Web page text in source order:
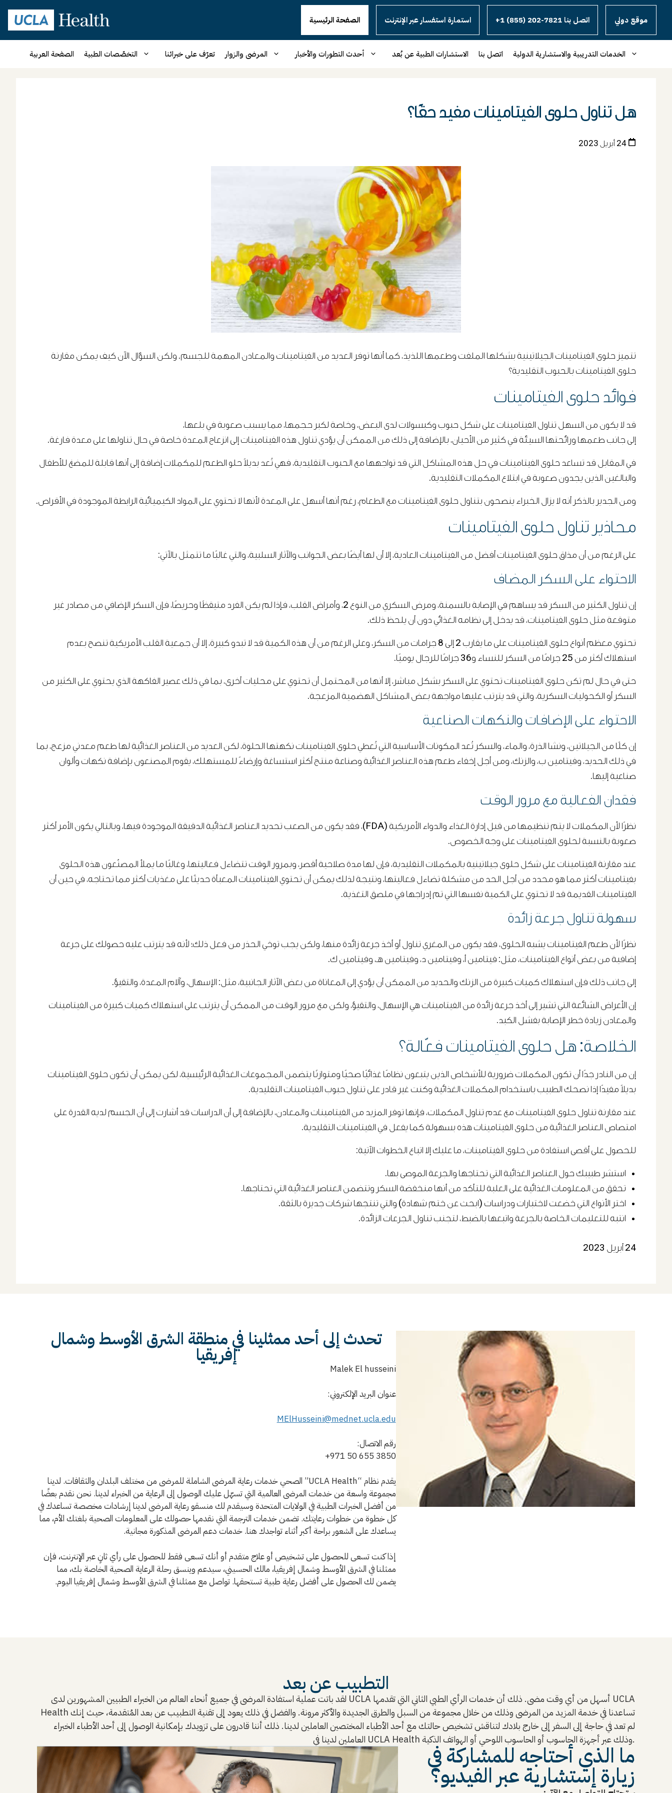
الصفحة الرئيسية استمارة استفسار عبر الإنترنت +1 (855) 202-7821 اتصل بنا موقع دولي
الصفحة العربية التخصّصات الطبية تعرّف على خبرائنا المرضى والزوار أحدث التطورات والأخبار الاستشارات الطبية عن بُعد اتصل بنا الخدمات التدريبية والاستشارية الدولية
هل تناول حلوى الفيتامينات مفيد حقًا؟
24 أبريل 2023
تتميز حلوى الفيتامينات الجيلاتينية بشكلها الملفت وطعمها اللذيذ، كما أنها توفر العديد من الفيتامينات والمعادن المهمة للجسم. ولكن السؤال الآن كيف يمكن مقارنة
حلوى الفيتامينات بالحبوب التقليدية؟
فوائد حلوى الفيتامينات
قد لا يكون من السهل تناول الفيتامينات على شكل حبوب وكبسولات لدى البعض، وخاصة لكبر حجمها، مما يسبب صعوبة في بلعها،
إلى جانب طعمها ورائحتها السيئة في كثير من الأحيان، بالإضافة إلى ذلك من الممكن أن يؤدي تناول هذه الفيتامينات إلى انزعاج المعدة خاصة في حال تناولها على معدة فارغة.
في المقابل قد تساعد حلوى الفيتامينات في حل هذه المشاكل التي قد تواجهها مع الحبوب التقليدية، فهي تُعد بديلاً حلو الطعم للمكملات إضافة إلى أنها قابلة للمضغ للأطفال
والبالغين الذين يجدون صعوبة في ابتلاع المكملات التقليدية.
ومن الجدير بالذكر أنه لا يزال الخبراء ينصحون بتناول حلوى الفيتامينات مع الطعام، رغم أنها أسهل على المعدة لأنها لا تحتوي على المواد الكيميائية الرابطة الموجودة في الأقراص.
محاذير تناول حلوى الفيتامينات
على الرغم من أن مذاق حلوى الفيتامينات أفضل من الفيتامينات العادية، إلا أن لها أيضًا بعض الجوانب والآثار السلبية، والتي غالبًا ما تتمثل بالآتي:
الاحتواء على السكر المضاف
إن تناول الكثير من السكر قد يساهم في الإصابة بالسمنة، ومرض السكري من النوع 2، وأمراض القلب، فإذا لم يكن الفرد متيقظًا وحريصًا، فإن السكر الإضافي من مصادر غير
متوقعة مثل حلوى الفيتامينات، قد يدخل إلى نظامه الغذائي دون أن يلحظ ذلك.
تحتوي معظم أنواع حلوى الفيتامينات على ما يقارب 2 إلى 8 جرامات من السكر، وعلى الرغم من أن هذه الكمية قد لا تبدو كبيرة، إلا أن جمعية القلب الأمريكية تنصح بعدم
استهلاك أكثر من 25 جرامًا من السكر للنساء و36 جرامًا للرجال يوميًا.
حتى في حال لم تكن حلوى الفيتامينات تحتوي على السكر بشكل مباشر، إلا أنها من المحتمل أن تحتوي على محليات أخرى، بما في ذلك عصير الفاكهة الذي يحتوي على الكثير من
السكر أو الكحوليات السكرية، والتي قد يترتب عليها مواجهة بعض المشاكل الهضمية المزعجة.
الاحتواء على الإضافات والنكهات الصناعية
إن كلًا من الجيلاتين، ونشا الذرة، والماء، والسكر تُعد المكونات الأساسية التي تُعطي حلوى الفيتامينات نكهتها الحلوة، لكن العديد من العناصر الغذائية لها طعم معدني مزعج، بما
في ذلك الحديد، وفيتامين ب، والزنك، ومن أجل إخفاء طعم هذه العناصر الغذائية وصناعة منتج أكثر استساغة وإرضاءً للمستهلك، يقوم المصنعون بإضافة نكهات وألوان
صناعية إليها.
فقدان الفعالية مع مرور الوقت
نظرًا لأن المكملات لا يتم تنظيمها من قبل إدارة الغذاء والدواء الأمريكية (FDA)، فقد يكون من الصعب تحديد العناصر الغذائية الدقيقة الموجودة فيها، وبالتالي يكون الأمر أكثر
صعوبة بالنسبة لحلوى الفيتامينات على وجه الخصوص.
عند مقارنة الفيتامينات على شكل حلوى جيلاتينية بالمكملات التقليدية، فإن لها مدة صلاحية أقصر، وبمرور الوقت تتضاءل فعاليتها، وغالبًا ما يملأ المصنّعون هذه الحلوى
بفيتامينات أكثر مما هو محدد من أجل الحد من مشكلة تضاءل فعاليتها، ونتيجة لذلك يمكن أن تحتوي الفيتامينات المعبأة حديثًا على مغذيات أكثر مما تحتاجه، في حين أن
الفيتامينات القديمة قد لا تحتوي على الكمية نفسها التي تم إدراجها في ملصق التغذية.
سهولة تناول جرعة زائدة
نظرًا لأن طعم الفيتامينات يشبه الحلوى، فقد يكون من المغري تناول أو أخذ جرعة زائدة منها، ولكن يجب توخي الحذر من فعل ذلك؛ لأنه قد يترتب عليه حصولك على جرعة
إضافية من بعض أنواع الفيتامينات، مثل: فيتامين أ، وفيتامين د، وفيتامين هـ، وفيتامين ك.
إلى جانب ذلك فإن استهلاك كميات كبيرة من الزنك والحديد من الممكن أن يؤدي إلى المعاناة من بعض الآثار الجانبية، مثل: الإسهال، وآلام المعدة، والتقيؤ.
إن الأعراض الشائعة التي تشير إلى أخذ جرعة زائدة من الفيتامينات هي الإسهال، والتقيؤ، ولكن مع مرور الوقت من الممكن أن يترتب على استهلاك كميات كبيرة من الفيتامينات
والمعادن زيادة خطر الإصابة بفشل الكبد.
الخلاصة: هل حلوى الفيتامينات فعّالة؟
إن من النادر جدًا أن تكون المكملات ضرورية للأشخاص الذين يتبعون نظامًا غذائيًا صحيًا ومتوازنًا يتضمن المجموعات الغذائية الرئيسية، لكن يمكن أن تكون حلوى الفيتامينات
بديلاً مفيدًا إذا نصحك الطبيب باستخدام المكملات الغذائية وكنت غير قادر على تناول حبوب الفيتامينات التقليدية.
عند مقارنة تناول حلوى الفيتامينات مع عدم تناول المكملات، فإنها توفر المزيد من الفيتامينات والمعادن، بالإضافة إلى أن الدراسات قد أشارت إلى أن الجسم لديه القدرة على
امتصاص العناصر الغذائية من حلوى الفيتامينات هذه بسهولة كما يفعل في الفيتامينات التقليدية.
للحصول على أقصى استفادة من حلوى الفيتامينات، ما عليك إلا اتباع الخطوات الآتية:
استشر طبيبك حول العناصر الغذائية التي تحتاجها والجرعة الموصى بها.
تحقق من المعلومات الغذائية على العلبة للتأكد من أنها منخفضة السكر وتتضمن العناصر الغذائية التي تحتاجها.
اختر الأنواع التي خضعت لاختبارات ودراسات (ابحث عن ختم شهادة) والتي تنتجها شركات جديرة بالثقة.
انتبه للتعليمات الخاصة بالجرعة واتبعها بالضبط، لتجنب تناول الجرعات الزائدة.
24 أبريل 2023
تحدث إلى أحد ممثلينا في منطقة الشرق الأوسط وشمال
إفريقيا
Malek El husseini
عنوان البريد الإلكتروني:
MElHusseini@mednet.ucla.edu
رقم الاتصال:
+971 50 655 3850
يقدم نظام “UCLA Health” الصحي خدمات رعاية المرضى الشاملة للمرضى من مختلف البلدان والثقافات. لدينا
مجموعة واسعة من خدمات المرضى العالمية التي تسهّل عليك الوصول إلى الرعاية من الخبراء لدينا. نحن نقدم بعضًا
من أفضل الخبرات الطبية في الولايات المتحدة وسيقدم لك منسقو رعاية المرضى لدينا إرشادات مخصصة تساعدك في
كل خطوة من خطوات رعايتك. تضمن خدمات الترجمة التي نقدمها حصولك على المعلومات الصحية بلغتك الأم، مما
يساعدك على الشعور براحة أكبر أثناء تواجدك هنا. خدمات دعم المرضى المذكورة مجانية.
إذا كنت تسعى للحصول على تشخيص أو علاج متقدم أو أنك تسعى فقط للحصول على رأي ثانٍ عبر الإنترنت، فإن
ممثلنا في الشرق الأوسط وشمال إفريقيا، مالك الحسيني، سيدعم وينسق رحلة الرعاية الصحية الخاصة بك، مما
يضمن لك الحصول على أفضل رعاية طبية تستحقها. تواصل مع ممثلنا في الشرق الأوسط وشمال إفريقيا اليوم.
التطبيب عن بعد
لقد باتت عملية استفادة المرضى في جميع أنحاء العالم من الخبراء الطبيين المشهورين لدى UCLA أسهل من أي وقت مضى. ذلك أن خدمات الرأي الطبي الثاني التي تقدمها UCLA
Health تساعدنا في خدمة المزيد من المرضى وذلك من خلال مجموعة من السبل والطرق الجديدة والأكثر مرونة. والفضل في ذلك يعود إلى تقنية التطبيب عن بعد المُتقدمة، حيث إنك
لم تعد في حاجة إلى السفر إلى خارج بلادك لتناقش تشخيص حالتك مع أحد الأطباء المختصين العاملين لدينا. ذلك أننا قادرون على تزويدك بإمكانية الوصول إلى أحد الأطباء الخبراء
العاملين لدينا في UCLA Health وذلك عبر أجهزة الحاسوب أو الحاسوب اللوحي أو الهواتف الذكية.
ما الذي أحتاجه للمشاركة في
زيارة إستشارية عبر الفيديو؟